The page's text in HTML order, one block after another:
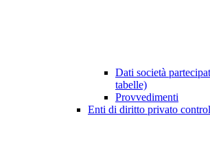
Dati società
tabelle)
Provvedimenti
Enti di diritto privato